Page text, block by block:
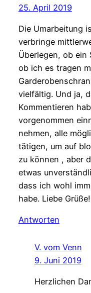
25. April 2019
Die Umarbeitung
verbringe
Überlegen, ob
ob ich es tragen
vielfältig. Und ja,
Kommentieren
vorgenommen
nehmen, alle
tätigen, um auf
zu können , aber
etwas
dass ich wohl
habe. Liebe Grüße!
Antworten
V. vom Venn
9. Juni 2019
Herzlichen